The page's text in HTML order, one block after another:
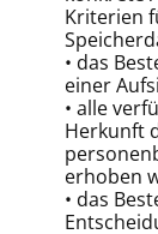
Kriterien
• das
einer
• alle
Herkunft
erhoben
• das